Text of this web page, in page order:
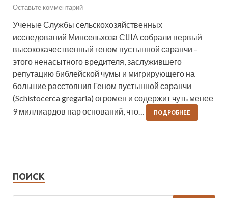
Оставьте комментарий
Ученые Службы сельскохозяйственных
исследований Минсельхоза США собрали первый
высококачественный геном пустынной саранчи –
этого ненасытного вредителя, заслужившего
репутацию библейской чумы и мигрирующего на
большие расстояния Геном пустынной саранчи
(Schistocerca gregaria) огромен и содержит чуть менее
9 миллиардов пар оснований, что…
ПОДРОБНЕЕ
ПОИСК